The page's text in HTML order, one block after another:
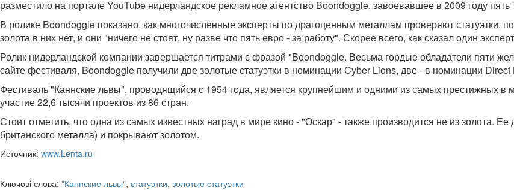
разместило на портале YouTube нидерландское рекламное агентство Boondoggle, завоевавшее в 2009 году
В ролике Boondoggle показано, как многочисленные эксперты по драгоценным металлам проверяют статуэтки,
золота в них нет, и они "ничего не стоят, ну разве что пять евро - за работу". Скорее всего, как сказал один
Ролик нидерландской компании завершается титрами с фразой "Boondoggle. Весьма гордые обладатели пяти
сайте фестиваля, Boondoggle получили две золотые статуэтки в номинации Cyber Lions, две - в номинации
Фестиваль "Каннские львы", проводящийся с 1954 года, является крупнейшим и одними из самых престижных
участие 22,6 тысячи проектов из 86 стран.
Стоит отметить, что одна из самых известных наград в мире кино - "Оскар" - также производится не из золота.
британского металла) и покрывают золотом.
Источник: www.Lenta.ru
Ключові слова: "Каннские львы", статуэтки, золотые статуэтки